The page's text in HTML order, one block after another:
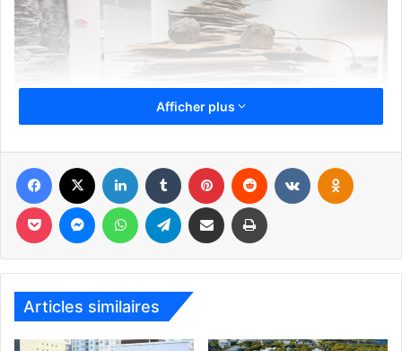
La Margulies Collection at the Warehouse de Miami
imposantes dans des entrepôts « vintage » qui sont
encore plus démesurés. C’est en 1998 que
développeur immobilier (et collectionneur) Martin Z.
Margulies a ouvert le premier espace à cet endroit, avec
Afficher plus
Facebook Linkedin Tumblr Pinterest Reddit VKontakte
Pocket MessengerWhatsAppTelegram Partager par email Imprimer
Articles similaires